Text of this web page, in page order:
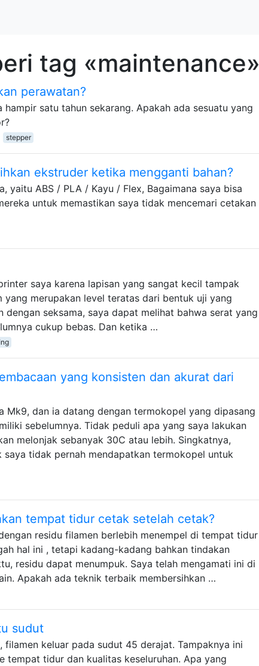
tag «maintenance»
perawatan?
satu tahun sekarang. Apakah ada sesuatu yang
stepper
ekstruder ketika mengganti bahan?
yaitu ABS / PLA / Kayu / Flex, Bagaimana saya bisa
untuk memastikan saya tidak mencemari cetakan
saya karena lapisan yang sangat kecil tampak
yang merupakan level teratas dari bentuk uji yang
seksama, saya dapat melihat bahwa serat yang
cukup bebas. Dan ketika …
yang konsisten dan akurat dari
Mk9, dan ia datang dengan termokopel yang dipasang
sebelumnya. Tidak peduli apa yang saya lakukan
melonjak sebanyak 30C atau lebih. Singkatnya,
tidak pernah mendapatkan termokopel untuk
tempat tidur cetak setelah cetak?
residu filamen berlebih menempel di tempat tidur
hal ini , tetapi kadang-kadang bahkan tindakan
residu dapat menumpuk. Saya telah mengamati ini di
Apakah ada teknik terbaik membersihkan …
sudut
keluar pada sudut 45 derajat. Tampaknya ini
tempat tidur dan kualitas keseluruhan. Apa yang